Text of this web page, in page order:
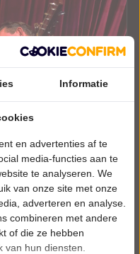
Informatie
en advertenties af te
media-functies aan te
te analyseren. We
van onze site met onze
adverteren en analyse.
combineren met andere
of die ze hebben
hun diensten.